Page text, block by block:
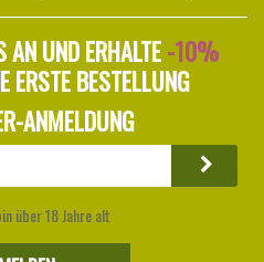
UND ERHALTE -10%
ERSTE BESTELLUNG
ANMELDUNG
über 18 Jahre alt